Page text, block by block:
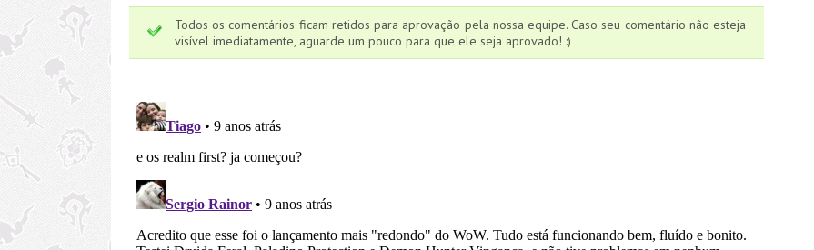
Todos os comentários ficam retidos para aprovação pela nossa equipe. Caso seu comentário não esteja
visível imediatamente, aguarde um pouco para que ele seja aprovado! :)